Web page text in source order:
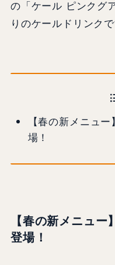
の「ケール ピンクグ
りのケールドリンク
【春の新メニュ
場！
【春の新メニュ
登場！